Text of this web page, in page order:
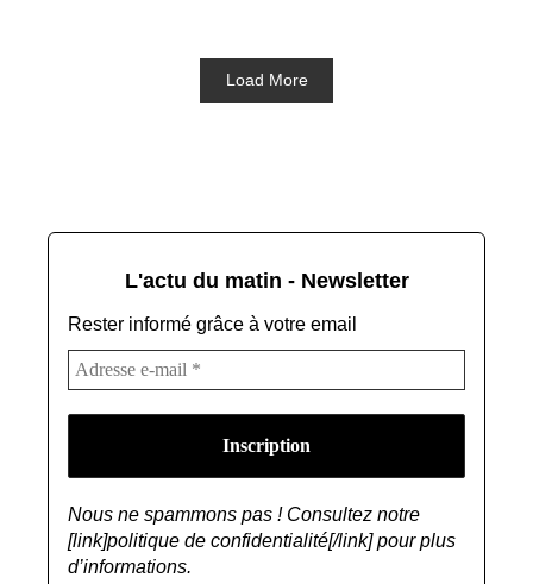
Load More
L'actu du matin - Newsletter
Rester informé grâce à votre email
Nous ne spammons pas ! Consultez notre
[link]politique de confidentialité[/link] pour plus
d’informations.